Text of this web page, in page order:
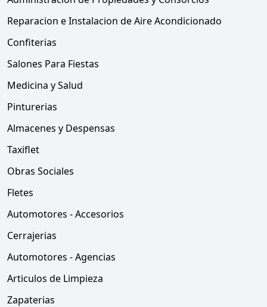
Reparacion e Instalacion de Aire Acondicionado
Confiterias
Salones Para Fiestas
Medicina y Salud
Pinturerias
Almacenes y Despensas
Taxiflet
Obras Sociales
Fletes
Automotores - Accesorios
Cerrajerias
Automotores - Agencias
Articulos de Limpieza
Zapaterias